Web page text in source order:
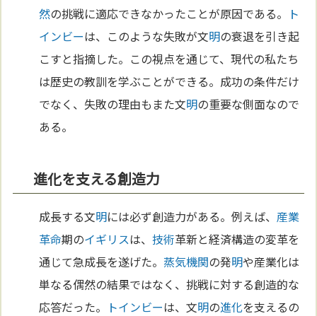
然の挑戦に適応できなかったことが原因である。
ト
インビーは、このような失敗が文明の衰退を引き起
こすと指摘した。この視点を通じて、現代の私たち
は歴史の教訓を学ぶことができる。成功の条件だけ
でなく、失敗の理由もまた文明の重要な側面なので
ある。
進化を支える創造力
成長する文明には必ず創造力がある。例えば、 産業
革命期のイギリスは、技術革新と経済構造の変革を
通じて急成長を遂げた。 蒸気機関の発明や産業化は
単なる偶然の結果ではなく、挑戦に対する創造的な
応答だった。
トインビーは、文明の進化を支えるの